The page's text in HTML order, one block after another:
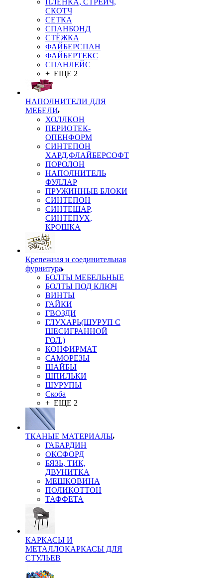
ПЛЁНКА, СТРЕЙЧ,
СКОТЧ
СЕТКА
СПАНБОНД
СТЁЖКА
ФАЙБЕРСПАН
ФАЙБЕРТЕКС
СПАНЛЕЙС
+ ЕЩЕ 2
НАПОЛНИТЕЛИ ДЛЯ
МЕБЕЛИ
ХОЛЛКОН
ПЕРИОТЕК-
ОПЕНФОРМ
СИНТЕПОН
ХАРД,ФЛАЙБЕРСОФТ
ПОРОЛОН
НАПОЛНИТЕЛЬ
ФУЛЛАР
ПРУЖИННЫЕ БЛОКИ
СИНТЕПОН
СИНТЕШАР,
СИНТЕПУХ,
КРОШКА
Крепежная и соединительная
фурнитура
БОЛТЫ МЕБЕЛЬНЫЕ
БОЛТЫ ПОД КЛЮЧ
ВИНТЫ
ГАЙКИ
ГВОЗДИ
ГЛУХАРЬ(ШУРУП С
ШЕСИГРАННОЙ
ГОЛ.)
КОНФИРМАТ
САМОРЕЗЫ
ШАЙБЫ
ШПИЛЬКИ
ШУРУПЫ
Скоба
+ ЕЩЕ 2
ТКАНЫЕ МАТЕРИАЛЫ
ГАБАРДИН
ОКСФОРД
БЯЗЬ, ТИК,
ДВУНИТКА
МЕШКОВИНА
ПОЛИКОТТОН
ТАФФЕТА
КАРКАСЫ И
МЕТАЛЛОКАРКАСЫ ДЛЯ
СТУЛЬЕВ